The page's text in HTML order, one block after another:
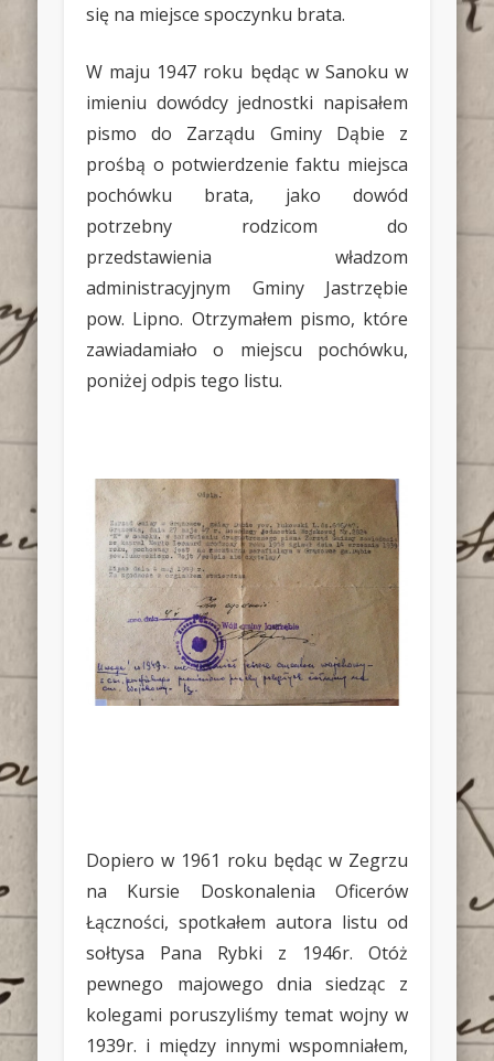
się na miejsce spoczynku brata.
W maju 1947 roku będąc w Sanoku w
imieniu dowódcy jednostki napisałem
pismo do Zarządu Gminy Dąbie z
prośbą o potwierdzenie faktu miejsca
pochówku brata, jako dowód
potrzebny rodzicom do
przedstawienia władzom
administracyjnym Gminy Jastrzębie
pow. Lipno. Otrzymałem pismo, które
zawiadamiało o miejscu pochówku,
poniżej odpis tego listu.
Dopiero w 1961 roku będąc w Zegrzu
na Kursie Doskonalenia Oficerów
Łączności, spotkałem autora listu od
sołtysa Pana Rybki z 1946r. Otóż
pewnego majowego dnia siedząc z
kolegami poruszyliśmy temat wojny w
1939r. i między innymi wspomniałem,